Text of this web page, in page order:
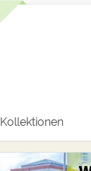
Kollektionen